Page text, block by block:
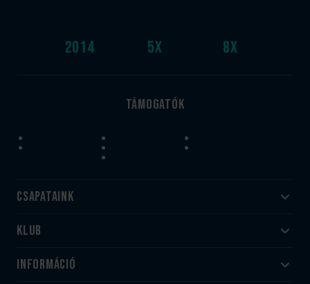
2014 5x 8x
Támogatók
Csapataink
Felnőtt
Utánpótlás
Klub
#HandballFamily
Információ